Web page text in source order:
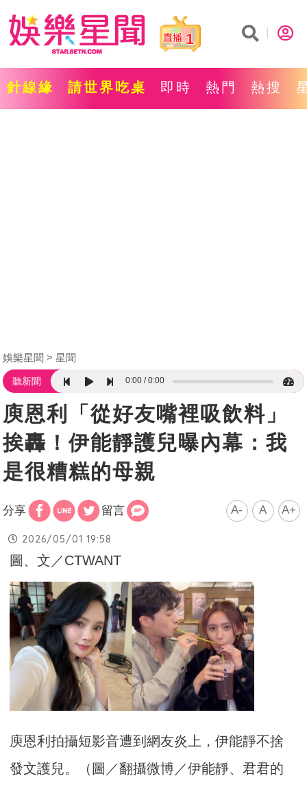
1
針線緣 請世界吃桌 即時 熱門 熱搜
娛樂星聞 星聞
聽新聞 0:00 0:00
庾恩利「從好友嘴裡吸飲料」
挨轟！伊能靜護兒曝內幕：我
是很糟糕的母親
分享 留言 A- A A+
2026/05/01 19:58
圖、文／CTWANT
庾恩利拍攝短影音遭到網友炎上，伊能靜不捨
發文護兒。（圖／翻攝微博／伊能靜、君君的